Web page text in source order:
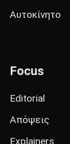
Αυτοκίνητο
Focus
Editorial
Απόψεις
Explainers